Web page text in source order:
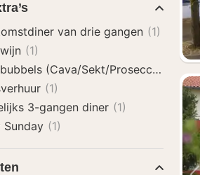
van drie gangen (1)
(1)
(Cava/Sekt/Prosecco)
(1)
3-gangen diner (1)
Sunday (1)